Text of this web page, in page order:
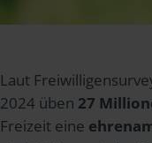
Laut
2024 üben 27
Freizeit eine